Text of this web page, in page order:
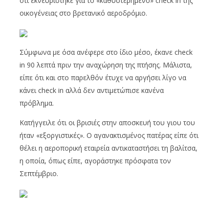
οικογένειας στο βρετανικό αεροδρόμιο.
Σύμφωνα με όσα ανέφερε στο ίδιο μέσο, έκανε check
in 90 λεπτά πριν την αναχώρηση της πτήσης. Μάλιστα,
είπε ότι και στο παρελθόν έτυχε να αργήσει λίγο να
κάνει check in αλλά δεν αντιμετώπισε κανένα
πρόβλημα.
Κατήγγειλε ότι οι βρισιές στην αποσκευή του γιου του
ήταν «εξοργιστικές». Ο αγανακτισμένος πατέρας είπε ότι
θέλει η αεροπορική εταιρεία αντικαταστήσει τη βαλίτσα,
η οποία, όπως είπε, αγοράστηκε πρόσφατα τον
Σεπτέμβριο.